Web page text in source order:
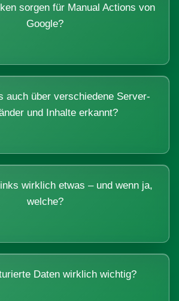
sorgen für Manual Actions von
Google?
auch über verschiedene Server-
und Inhalte erkannt?
wirklich etwas – und wenn ja,
welche?
Daten wirklich wichtig?